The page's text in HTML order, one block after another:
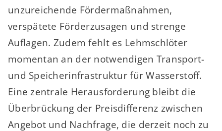
unzureichende Fördermaßnahmen,
verspätete Förderzusagen und strenge
Auflagen. Zudem fehlt es Lehmschlöter
momentan an der notwendigen Transport-
und Speicherinfrastruktur für Wasserstoff.
Eine zentrale Herausforderung bleibt die
Überbrückung der Preisdifferenz zwischen
Angebot und Nachfrage, die derzeit noch zu